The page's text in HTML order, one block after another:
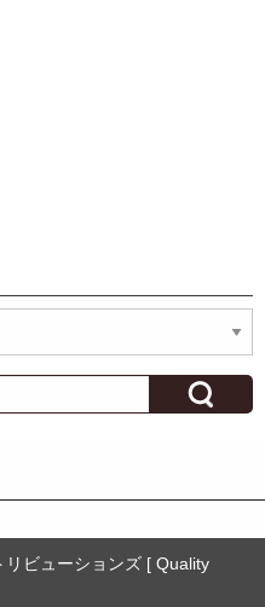
ビューションズ [ Quality